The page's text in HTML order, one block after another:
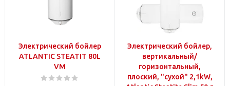
Электрический бойлер
ATLANTIC STEATIT 80L
VM
Электрический бойлер,
вертикальный/
горизонтальный,
плоский, "сухой" 2,1kW,